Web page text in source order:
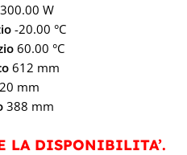
W
-20.00 °C
60.00 °C
612 mm
mm
388 mm
LA DISPONIBILITA’.